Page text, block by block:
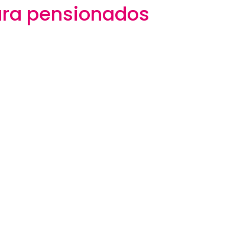
pensionados